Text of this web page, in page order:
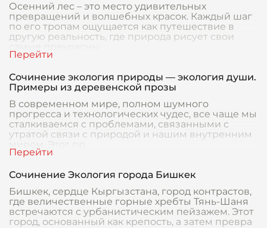
Осенний лес – это место удивительных
превращений и волшебных красок. Каждый шаг
по его тропам ощущается как путешествие в
другую реальность, где природа рисует свои
Сочинение экология природы — экология души.
Примеры из деревенской прозы
В современном мире, полном шумного
прогресса и технологических чудес, все чаще мы
сталкиваемся с проблемами, связанными с
утратой связи с природой и нашим внутренним
миром. Этот пр
Сочинение Экология города Бишкек
Бишкек, сердце Кыргызстана, город контрастов,
где величественные горные хребты Тянь-Шаня
встречаются с урбанистическим пейзажем. Этот
город, основанный как крепость, а затем превра